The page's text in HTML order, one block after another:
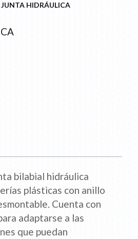
JUNTA HIDRÁULICA
bilabial hidráulica
plásticas con anillo
Cuenta con
adaptarse a las
que puedan